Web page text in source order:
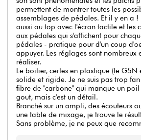
permettent de montrer toutes les
assemblages de pédales. Et il y en a !
aussi au top avec l'écran tactile et les
aux pédales qui s'affichent pour
pédales - pratique pour d'un coup
appuyer. Les réglages sont nombreux
réaliser.
Le boitier, certes en plastique (le G5N
solide et rigide. Je ne suis pas trop
fibre de "carbone" qui manque un
gout, mais c'est un détail.
Branché sur un ampli, des écouteurs
une table de mixage, je trouve le
Sans problème, je ne peux que